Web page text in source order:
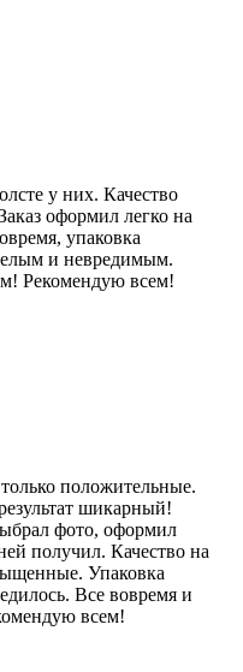
у них. Качество
оформил легко на
упаковка
и невредимым.
Рекомендую всем!
положительные.
шикарный!
фото, оформил
получил. Качество на
Упаковка
Все вовремя и
всем!